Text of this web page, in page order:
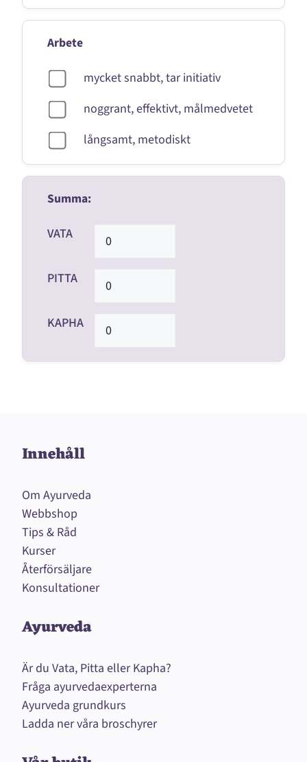
Arbete
mycket snabbt, tar initiativ
noggrant, effektivt, målmedvetet
långsamt, metodiskt
Summa:
VATA
PITTA
KAPHA
Innehåll
Om Ayurveda
Webbshop
Tips & Råd
Kurser
Återförsäljare
Konsultationer
Ayurveda
Är du Vata, Pitta eller Kapha?
Fråga ayurvedaexperterna
Ayurveda grundkurs
Ladda ner våra broschyrer